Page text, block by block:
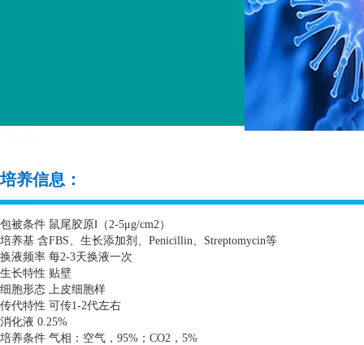
培养信息：
包被条件 鼠尾胶原Ⅰ（2-5μg/cm2）
培养基 含FBS、生长添加剂、 Penicillin、 Streptomycin等
换液频率 每2-3天换液一次
生长特性 贴壁
细胞形态 上皮细胞样
传代特性 可传1-2代左右
消化液 0.25%
培养条件 气相：空气， 95% ； CO2 ， 5%